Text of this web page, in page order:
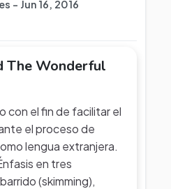
- Jun 16, 2016
The Wonderful
con el fin de facilitar el
el proceso de
lengua extranjera.
en tres
(skimming),